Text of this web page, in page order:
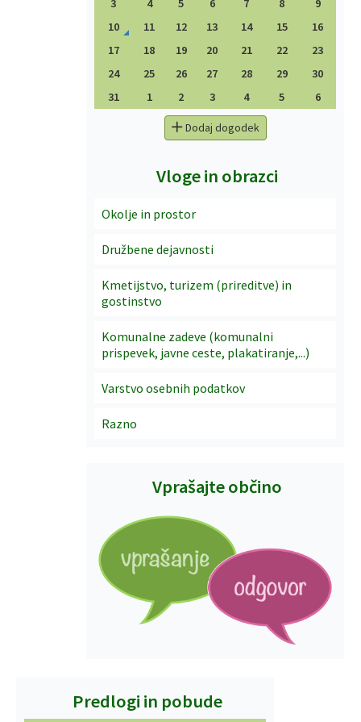
3 4 5 6 7 8
9
10
11 12 13 14 15
16
17
18 19 20 21 22
23
24
25 26 27 28 29
30
31
1 2 3 4 5 6
Dodaj dogodek
Vloge in obrazci
Okolje in prostor
Družbene dejavnosti
Kmetijstvo, turizem (prireditve) in
gostinstvo
Komunalne zadeve (komunalni
prispevek, javne ceste, plakatiranje,...)
Varstvo osebnih podatkov
Razno
Vprašajte občino
Predlogi in pobude